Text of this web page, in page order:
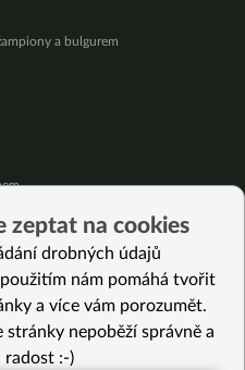
a bulgurem
a vločkami
zeptat na cookies
drobných údajů
nám pomáhá tvořit
a více vám porozumět.
stránky nepoběží správně a
radost :-)